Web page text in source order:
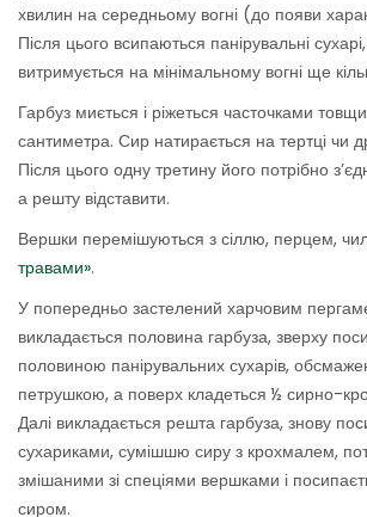
хвилин на середньому вогні (до появи
Після цього всипаються панірувальні
витримується на мінімальному вогні ще
Гарбуз миється і ріжеться часточками
сантиметра. Сир натирається на тертці чи
Після цього одну третину його потрібно
а решту відставити.
Вершки перемішуються з сіллю, перцем,
травами».
У попередньо застелений харчовим
викладається половина гарбуза, зверху
половиною панірувальних сухарів,
петрушкою, а поверх кладеться ½ сирно-
Далі викладається решта гарбуза, знову
сухариками, сумішшю сиру з крохмалем,
змішаними зі спеціями вершками і
сиром.